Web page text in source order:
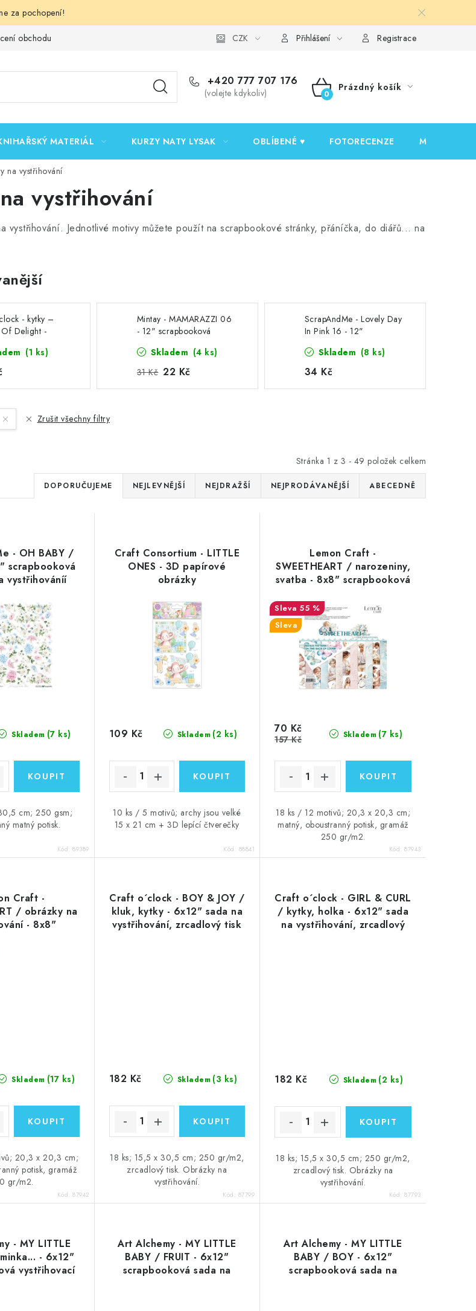
za pochopení!
obchodu Podmínky ochrany osobních údajů Ověřování recenzí
CZK Přihlášení Registrace
+420 777 707 176
(volejte kdykoliv)
NÁKUPNÍ
Prázdný košík
MATERIÁL KURZY NATY LYSAK OBLÍBENÉ ♥️ FOTORECENZE MOJE
na vystřihování
vystřihování
vystřihování. Jednotlivé motivy můžete použít na scrapbookové stránky, přáníčka, do diářů... na
- kytky –
Delight -
zrcadlový
(1 ks)
Mintay - MAMARAZZI 06
- 12" scrapbooková
Skladem (4 ks)
31 Kč 22 Kč
ScrapAndMe - Lovely Day
In Pink 16 - 12"
vystřihováníí
Skladem (8 ks)
34 Kč
Zrušit všechny filtry
Stránka 1 z 3 - 49 položek celkem
Ř
a
e
n
í
p
r
o
d
k
t
ů
DOPORUČUJEME NEJLEVNĚJŠÍ NEJDRAŽŠÍ NEJPRODÁVANĚJŠÍ ABECEDNĚ
- OH BABY /
scrapbooková
vystřihováníí
Skladem (7 ks)
cm; 250 gsm;
matný potisk.
Kód:89389
Craft Consortium - LITTLE
ONES - 3D papírové
obrázky
Skladem (2 ks)
109 Kč
10 ks / 5 motivů; archy jsou velké
15 x 21 cm + 3D lepící čtverečky
Kód: 88841
Lemon Craft -
SWEETHEART / narozeniny,
svatba - 8x8" scrapbooková
55 %
Sleva
Skladem (7 ks)
70 Kč
157 Kč
18 ks / 12 motivů; 20,3 x 20,3 cm;
matný, oboustranný potisk, gramáž
250 gr/m2.
Kód:87943
Craft -
/ obrázky na
- 8x8"
Skladem (17 ks)
20,3 x 20,3 cm;
potisk, gramáž
gr/m2.
Kód:87942
Craft o´clock - BOY & JOY /
kluk, kytky - 6x12" sada na
vystřihování, zrcadlový tisk
Skladem (3 ks)
182 Kč
18 ks; 15,5 x 30,5 cm; 250 gr/m2,
zrcadlový tisk. Obrázky na
vystřihování.
Kód: 87799
Craft o´clock - GIRL & CURL
/ kytky, holka - 6x12" sada
na vystřihování, zrcadlový
Skladem (2 ks)
182 Kč
18 ks; 15,5 x 30,5 cm; 250 gr/m2,
zrcadlový tisk. Obrázky na
vystřihování.
Kód:87793
- MY LITTLE
- 6x12"
vystřihovací
Art Alchemy - MY LITTLE
BABY / FRUIT - 6x12"
scrapbooková sada na
Art Alchemy - MY LITTLE
BABY / BOY - 6x12"
scrapbooková sada na